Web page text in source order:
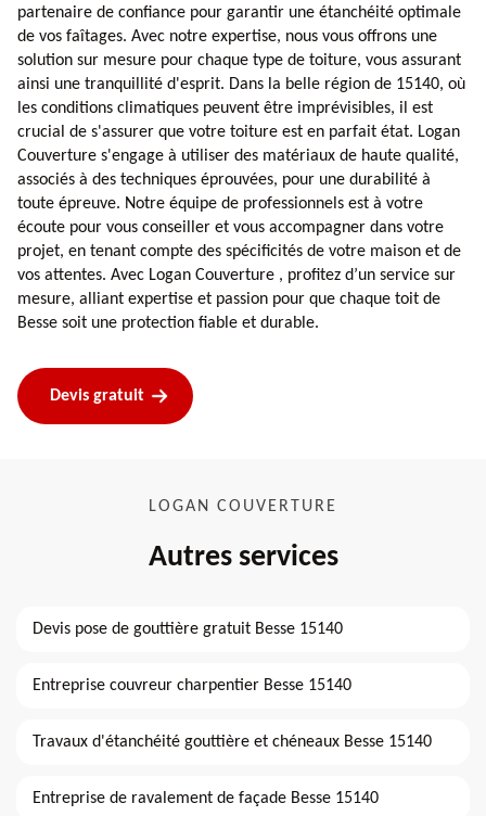
partenaire de confiance pour garantir une étanchéité optimale
de vos faîtages. Avec notre expertise, nous vous offrons une
solution sur mesure pour chaque type de toiture, vous assurant
ainsi une tranquillité d'esprit. Dans la belle région de 15140, où
les conditions climatiques peuvent être imprévisibles, il est
crucial de s'assurer que votre toiture est en parfait état. Logan
Couverture s'engage à utiliser des matériaux de haute qualité,
associés à des techniques éprouvées, pour une durabilité à
toute épreuve. Notre équipe de professionnels est à votre
écoute pour vous conseiller et vous accompagner dans votre
projet, en tenant compte des spécificités de votre maison et de
vos attentes. Avec Logan Couverture , profitez d’un service sur
mesure, alliant expertise et passion pour que chaque toit de
Besse soit une protection fiable et durable.
Devis gratuit
LOGAN COUVERTURE
Autres services
Devis pose de gouttière gratuit Besse 15140
Entreprise couvreur charpentier Besse 15140
Travaux d'étanchéité gouttière et chéneaux Besse 15140
Entreprise de ravalement de façade Besse 15140